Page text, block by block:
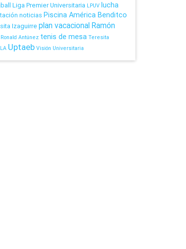
Liga Premier Universitaria LPUV lucha
noticias Piscina América Benditco
Izaguirre plan vacacional Ramón
Ronald Antúnez tenis de mesa Teresita
Uptaeb Visión Universitaria